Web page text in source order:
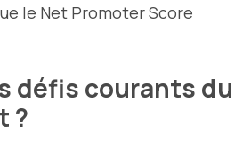
le Net Promoter Score
défis courants du
?